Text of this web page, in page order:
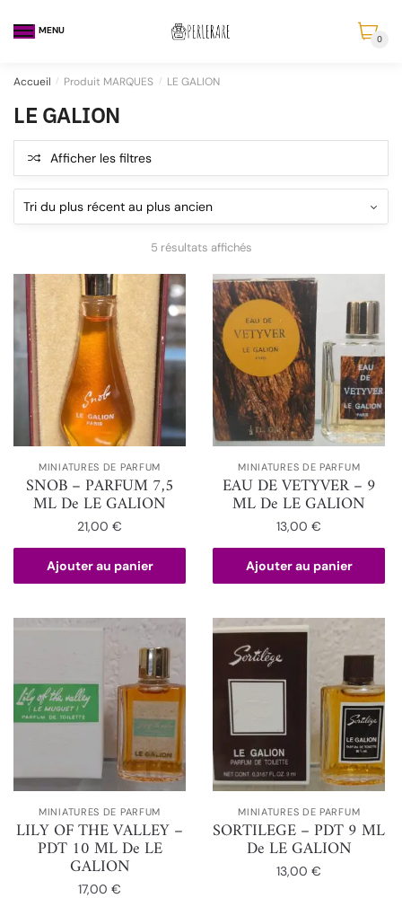
MENU
0
Accueil / Produit MARQUES / LE GALION
LE GALION
Afficher les filtres
5 résultats affichés
MINIATURES DE PARFUM
SNOB – PARFUM 7,5
ML De LE GALION
21,00€
Ajouter au panier
MINIATURES DE PARFUM
EAU DE VETYVER – 9
ML De LE GALION
13,00€
Ajouter au panier
MINIATURES DE PARFUM
LILY OF THE VALLEY –
PDT 10 ML De LE
GALION
17,00€
MINIATURES DE PARFUM
SORTILEGE – PDT 9 ML
De LE GALION
13,00€